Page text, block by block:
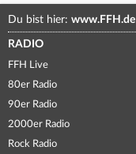
Du bist hier: www.FFH.de
RADIO
FFH Live
80er Radio
90er Radio
2000er Radio
Rock Radio